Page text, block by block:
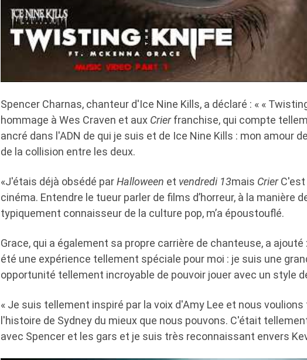
Spencer Charnas, chanteur d'Ice Nine Kills, a déclaré : « «
hommage à Wes Craven et aux Crierfranchise, qui compte
ancré dans l'ADN de qui je suis et de Ice Nine Kills : mon amour
de la collision entre les deux.
«J'étais déjà obsédé parHalloween et vendredi 13mais CrierC'est
cinéma. Entendre le tueur parler de films d’horreur, à la manière
typiquement connaisseur de la culture pop, m’a époustouflé.
Grace, qui a également sa propre carrière de chanteuse, a
été une expérience tellement spéciale pour moi : je suis une
opportunité tellement incroyable de pouvoir jouer avec un style
« Je suis tellement inspiré par la voix d'Amy Lee et nous
l'histoire de Sydney du mieux que nous pouvons. C'était
avec Spencer et les gars et je suis très reconnaissant envers